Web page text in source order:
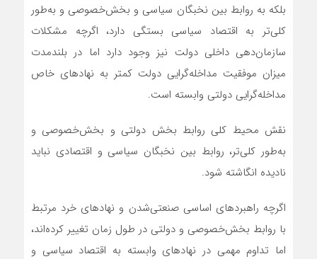
بلکه به روابط بین نخبگان سیاسی و بخش‌خصوصی و به‌طور
کلی‌‌‌‌‌‌تر به اقتصاد سیاسی بستگی دارد، اگرچه مشکلات
سازمان‌دهی داخلی دولت نیز وجود دارد اما در بلندمدت
میزان موفقیت مداخله‌‌‌‌‌‌گرایی دولت کمتر به نهادهای خاص
مداخله‌‌‌‌‌‌گرایی دولتی وابسته است.
نقش محیط کلی روابط بخش دولتی و بخش‌خصوصی و
به‌طور کلی‌‌‌‌‌‌تر، روابط بین نخبگان سیاسی و اقتصادی نباید
نادیده انگاشته شود.
اگرچه راهبردهای اساسی صنعتی‌شدن و نهادهای خرد مرتبط
با روابط بخش‌خصوصی و دولتی در طول زمان تغییر کرده‌اند،
اما تداوم مهمی در نهادهای وابسته به اقتصاد سیاسی و